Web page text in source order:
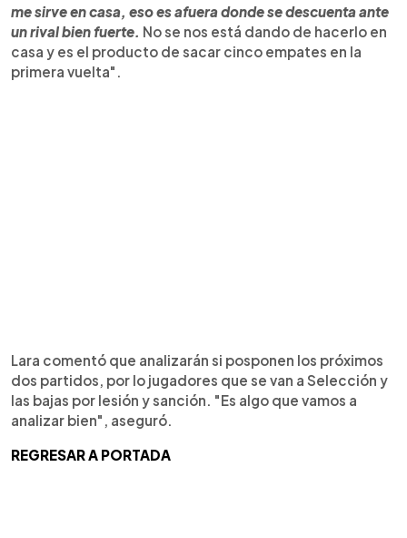
me sirve en casa, eso es afuera donde se descuenta ante
un rival bien fuerte. No se nos está dando de hacerlo en
casa y es el producto de sacar cinco empates en la
primera vuelta".
Lara comentó que analizarán si posponen los próximos
dos partidos, por lo jugadores que se van a Selección y
las bajas por lesión y sanción. "Es algo que vamos a
analizar bien", aseguró.
REGRESAR A PORTADA